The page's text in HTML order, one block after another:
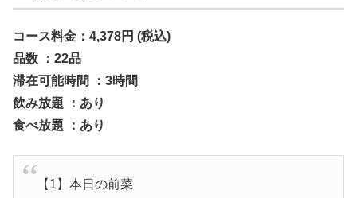
コース料金：4,378円 (税込)
品数 ：22品
滞在可能時間 ：3時間
飲み放題 ：あり
食べ放題 ：あり
【1】本日の前菜